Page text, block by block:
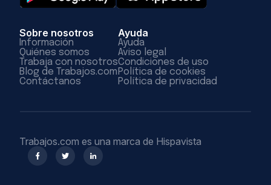
Sobre nosotros
Información
Quiénes somos
Trabaja con nosotros
Blog de Trabajos.com
Contáctanos
Ayuda
Ayuda
Aviso legal
Condiciones de uso
Política de cookies
Política de privacidad
Trabajos.com es una marca de Hispavista